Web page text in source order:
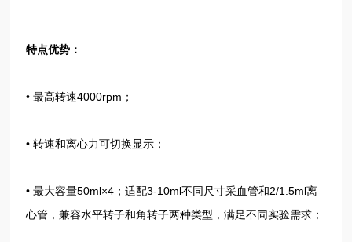
特点优势：
• 最高转速4000rpm；
• 转速和离心力可切换显示；
• 最大容量50ml×4；适配3-10ml不同尺寸采血管和2/1.5ml离
心管，兼容水平转子和角转子两种类型，满足不同实验需求；